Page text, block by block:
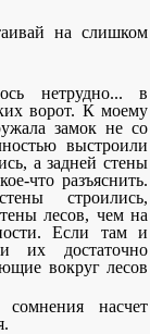
на слишком
нетрудно... в
ворот. К моему
замок не со
выстроили
а задней стены
что разъяснить.
строились,
лесов, чем на
Если там и
их достаточно
вокруг лесов
насчет